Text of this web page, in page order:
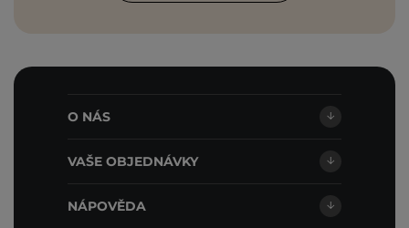
O NÁS
VAŠE OBJEDNÁVKY
NÁPOVĚDA